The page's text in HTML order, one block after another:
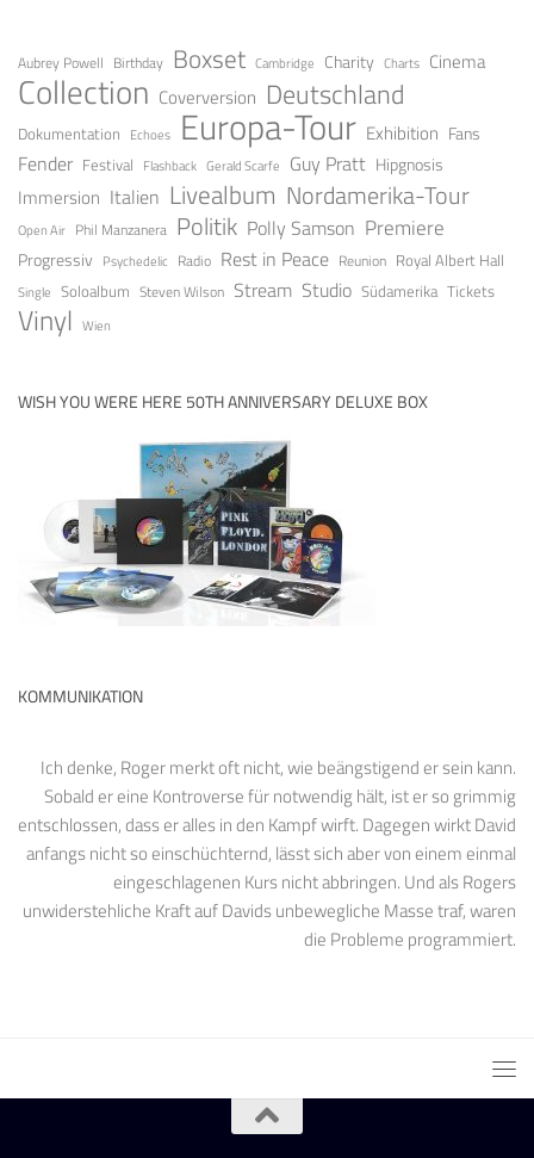
Aubrey Powell Birthday Boxset Cambridge Charity Charts Cinema
Collection Coverversion Deutschland
Dokumentation Echoes Europa-Tour Exhibition Fans
Fender Festival Flashback Gerald Scarfe Guy Pratt Hipgnosis
Immersion Italien Livealbum Nordamerika-Tour
Open Air Phil Manzanera Politik Polly Samson Premiere
Progressiv Psychedelic Radio Rest in Peace Reunion Royal Albert Hall
Single Soloalbum Steven Wilson Stream Studio Südamerika Tickets
Vinyl Wien
WISH YOU WERE HERE 50TH ANNIVERSARY DELUXE BOX
KOMMUNIKATION
Ich denke, Roger merkt oft nicht, wie beängstigend er sein kann.
Sobald er eine Kontroverse für notwendig hält, ist er so grimmig
entschlossen, dass er alles in den Kampf wirft. Dagegen wirkt David
anfangs nicht so einschüchternd, lässt sich aber von einem einmal
eingeschlagenen Kurs nicht abbringen. Und als Rogers
unwiderstehliche Kraft auf Davids unbewegliche Masse traf, waren
die Probleme programmiert.